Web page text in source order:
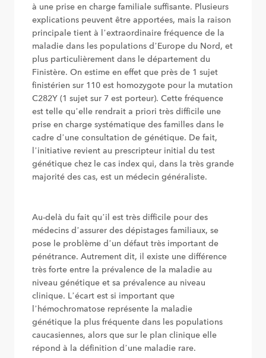
à une prise en charge familiale suffisante. Plusieurs
explications peuvent être apportées, mais la raison
principale tient à l’extraordinaire fréquence de la
maladie dans les populations d’Europe du Nord, et
plus particulièrement dans le département du
Finistère. On estime en effet que près de 1 sujet
finistérien sur 110 est homozygote pour la mutation
C282Y (1 sujet sur 7 est porteur). Cette fréquence
est telle qu’elle rendrait a priori très difficile une
prise en charge systématique des familles dans le
cadre d’une consultation de génétique. De fait,
l’initiative revient au prescripteur initial du test
génétique chez le cas index qui, dans la très grande
majorité des cas, est un médecin généraliste.
Au-delà du fait qu’il est très difficile pour des
médecins d’assurer des dépistages familiaux, se
pose le problème d’un défaut très important de
pénétrance. Autrement dit, il existe une différence
très forte entre la prévalence de la maladie au
niveau génétique et sa prévalence au niveau
clinique. L’écart est si important que
l’hémochromatose représente la maladie
génétique la plus fréquente dans les populations
caucasiennes, alors que sur le plan clinique elle
répond à la définition d’une maladie rare.